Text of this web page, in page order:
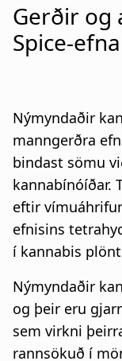
e
i
s
a
g
n
a
s
l
Gerðir og
Spice-
Nýmyndaðir
manngerðra
bindast sömu
kannabínóíðar.
eftir
efnisins
í kannabis
Nýmyndaðir
og þeir eru
sem virkni
rannsökuð í